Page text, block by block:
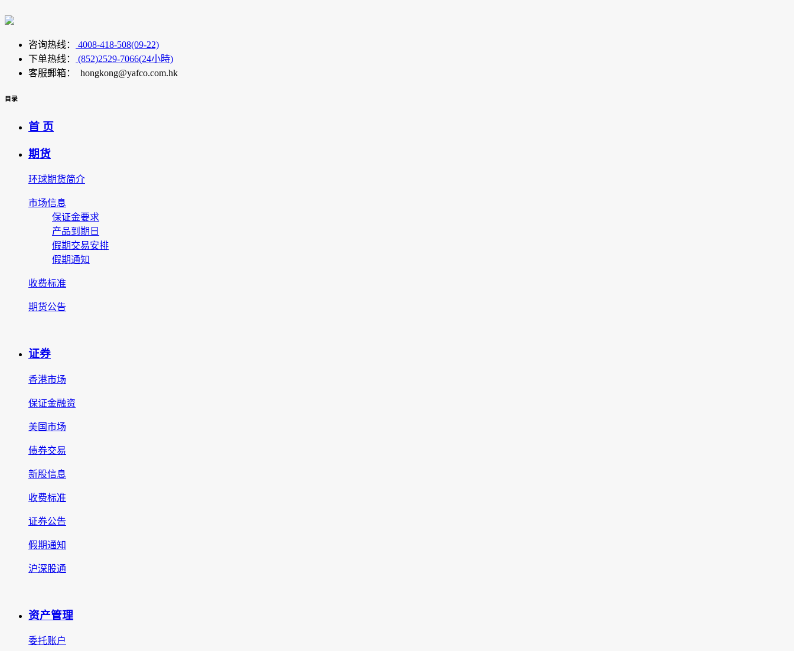
咨询热线：
4008-418-508(09-22)
下单热线：
(852)2529-7066(24小時)
客服郵箱： hongkong@yafco.com.hk
目录
首 页
期货
环球期货简介
市场信息
保证金要求
产品到期日
假期交易安排
假期通知
收费标准
期货公告
证券
香港市场
保证金融资
美国市场
债券交易
新股信息
收费标准
证券公告
假期通知
沪深股通
资产管理
委托账户